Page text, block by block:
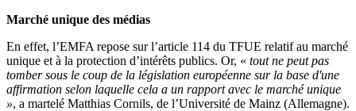
Marché unique des médias
En effet, l’EMFA repose sur l’article 114 du TFUE relatif au marché
unique et à la protection d’intérêts publics. Or, « tout ne peut pas
tomber sous le coup de la législation européenne sur la base d'une
affirmation selon laquelle cela a un rapport avec le marché unique
», a martelé Matthias Cornils, de l’Université de Mainz (Allemagne).